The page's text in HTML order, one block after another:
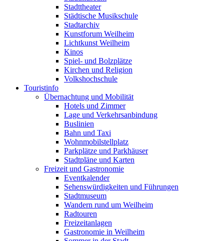
Stadttheater
Städtische Musikschule
Stadtarchiv
Kunstforum Weilheim
Lichtkunst Weilheim
Kinos
Spiel- und Bolzplätze
Kirchen und Religion
Volkshochschule
Touristinfo
Übernachtung und Mobilität
Hotels und Zimmer
Lage und Verkehrsanbindung
Buslinien
Bahn und Taxi
Wohnmobilstellplatz
Parkplätze und Parkhäuser
Stadtpläne und Karten
Freizeit und Gastronomie
Eventkalender
Sehenswürdigkeiten und Führungen
Stadtmuseum
Wandern rund um Weilheim
Radtouren
Freizeitanlagen
Gastronomie in Weilheim